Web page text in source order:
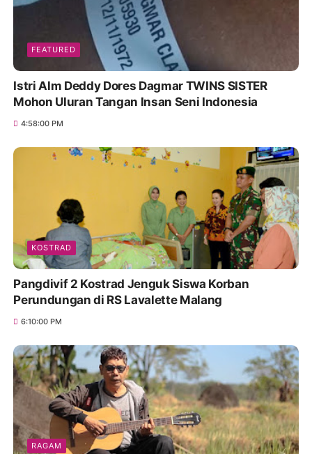
FEATURED
Istri Alm Deddy Dores Dagmar TWINS SISTER
Mohon Uluran Tangan Insan Seni Indonesia
4:58:00 PM
KOSTRAD
Pangdivif 2 Kostrad Jenguk Siswa Korban
Perundungan di RS Lavalette Malang
6:10:00 PM
RAGAM